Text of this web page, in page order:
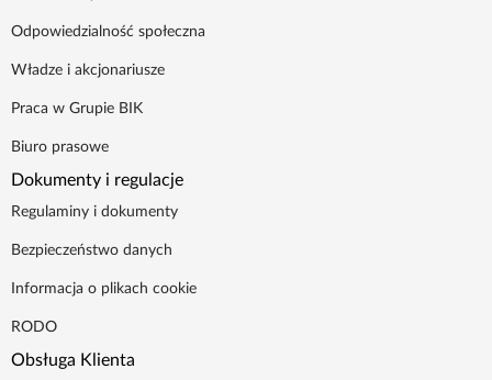
Załóż konto
Odpowiedzialność społeczna
Władze i akcjonariusze
Praca w Grupie BIK
Biuro prasowe
Dokumenty i regulacje
Regulaminy i dokumenty
Bezpieczeństwo danych
Informacja o plikach cookie
RODO
Obsługa Klienta